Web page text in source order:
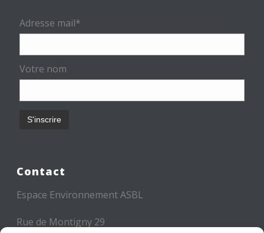
Adresse mail*
Votre nom
Contact
Espace Environnement ASBL
Rue de Montigny 29